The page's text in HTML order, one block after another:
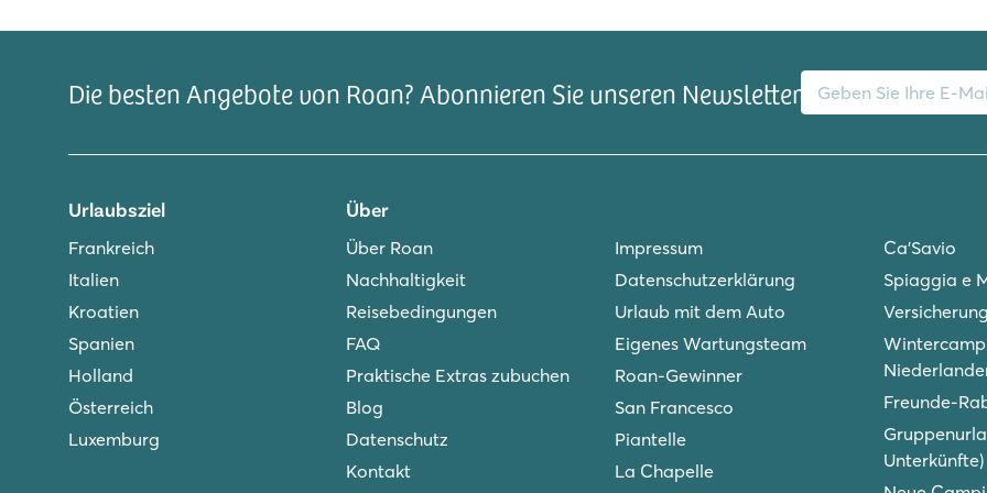
Die besten Angebote von Roan? Abonnieren Sie unseren Newsletter
E-Mail-Adresse
Urlaubsziel
Frankreich
Italien
Kroatien
Spanien
Holland
Österreich
Luxemburg
Über
Über Roan
Nachhaltigkeit
Reisebedingungen
FAQ
Praktische Extras zubuchen
Blog
Datenschutz
Kontakt
Impressum
Datenschutzerklärung
Urlaub mit dem Auto
Eigenes Wartungsteam
Roan-Gewinner
San Francesco
Piantelle
La Chapelle
Ca'Savio
Spiaggia e
Freunde-
Unterkünfte)